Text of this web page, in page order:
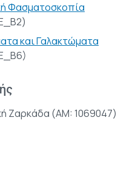
Φασματοσκοπία
και Γαλακτώματα
Ζαρκάδα (AM: 1069047)